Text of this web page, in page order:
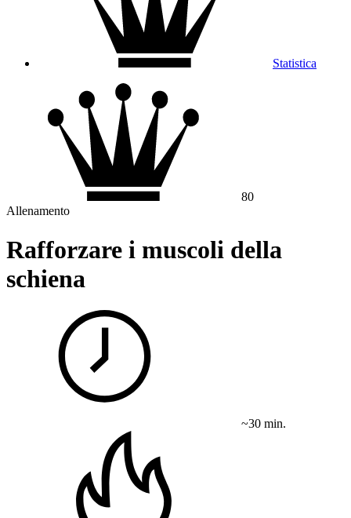
Statistica
80
Allenamento
Rafforzare i muscoli della
schiena
~30 min.